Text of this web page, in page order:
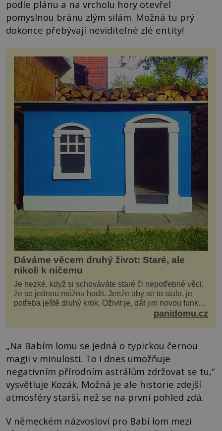
podle plánu a na vrcholu hory otevřel
pomyslnou bránu zlým silám. Možná tu prý
dokonce přebývají neviditelné zlé entity!
Dáváme věcem druhý život: Staré, ale
nikoli k ničemu
Je hezké, když si schováváte staré či nepotřebné věci,
že se jednou můžou hodit. Jenže aby se to stalo, je
potřeba ještě druhý krok. Oživit je, dát jim novou funkci
panidomu.cz
„Na Babím lomu se jedná o typickou černou
magii v minulosti. To i dnes umožňuje
negativním přírodním astrálům zdržovat se tu,“
vysvětluje Kozák. Možná je ale historie zdejší
atmosféry starší, než se na první pohled zdá.
V německém názvosloví pro Babí lom mezi